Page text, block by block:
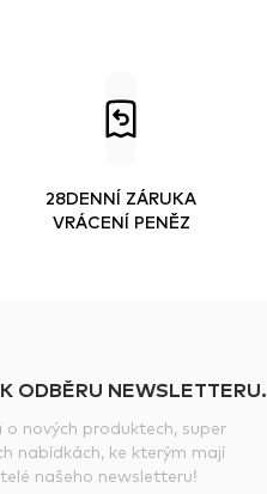
28DENNÍ ZÁRUKA
VRÁCENÍ PENĚZ
ODBĚRU NEWSLETTERU.
nových produktech, super
nabídkách, ke kterým mají
našeho newsletteru!